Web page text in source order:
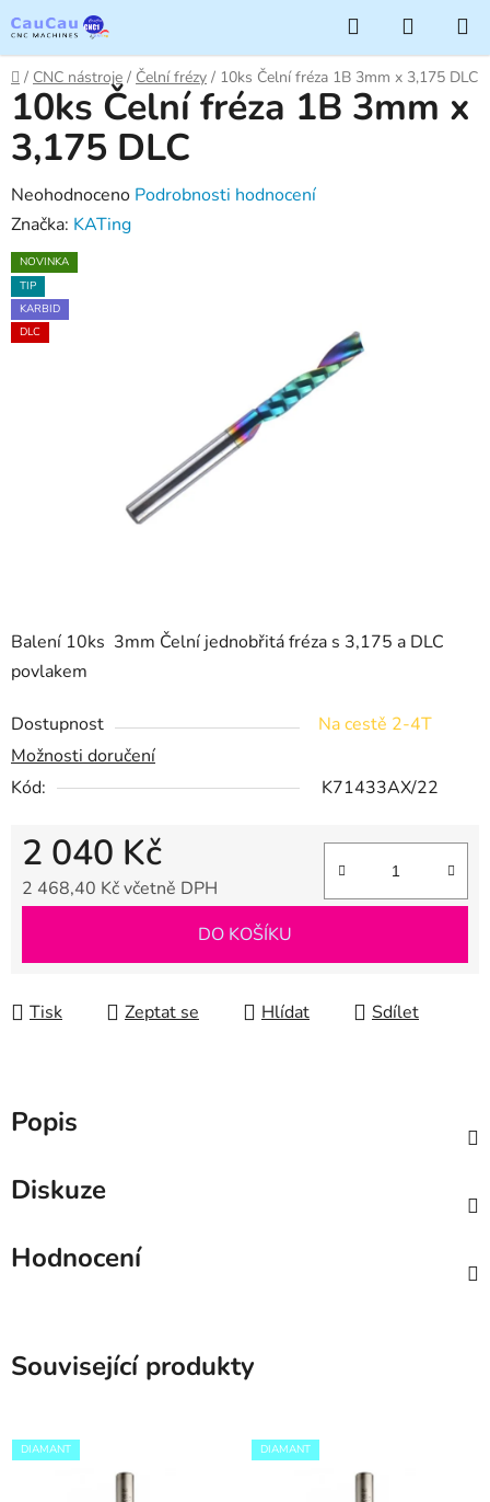
na
obsah
Hledat
KOŠÍK
Domů
/ CNC nástroje / Čelní frézy / 10ks Čelní fréza 1B 3mm x 3,175 DLC
Balení 10ks 3mm Čelní jednobřitá fréza s 3,175 a DLC
povlakem
Dostupnost
Na cestě 2-4T
Možnosti doručení
Kód:
K71433AX/22
2 040 Kč
2 468,40 Kč včetně DPH
DO KOŠÍKU
Tisk Zeptat se Hlídat Sdílet
10ks Čelní fréza 1B 3mm x
3,175 DLC
Průměrné
hodnocení
produktu
je
0,0
z
Neohodnoceno Podrobnosti hodnocení
Značka: KATing
NOVINKA
TIP
KARBID
DLC
Popis
Diskuze
Hodnocení
Související produkty
DIAMANT DIAMANT